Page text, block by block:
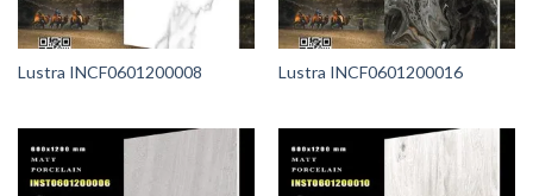
Lustra INCF0601200008 Lustra INCF0601200016